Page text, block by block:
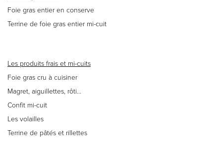
Foie gras entier en conserve
Terrine de foie gras entier mi-cuit
Les produits frais et mi-cuits
Foie gras cru à cuisiner
Magret, aiguillettes, rôti…
Confit mi-cuit
Les volailles
Terrine de pâtés et rillettes